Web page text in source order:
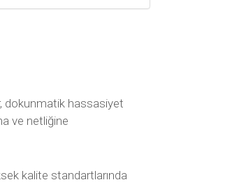
dokunmatik hassasiyet
ve netliğine
kalite standartlarında